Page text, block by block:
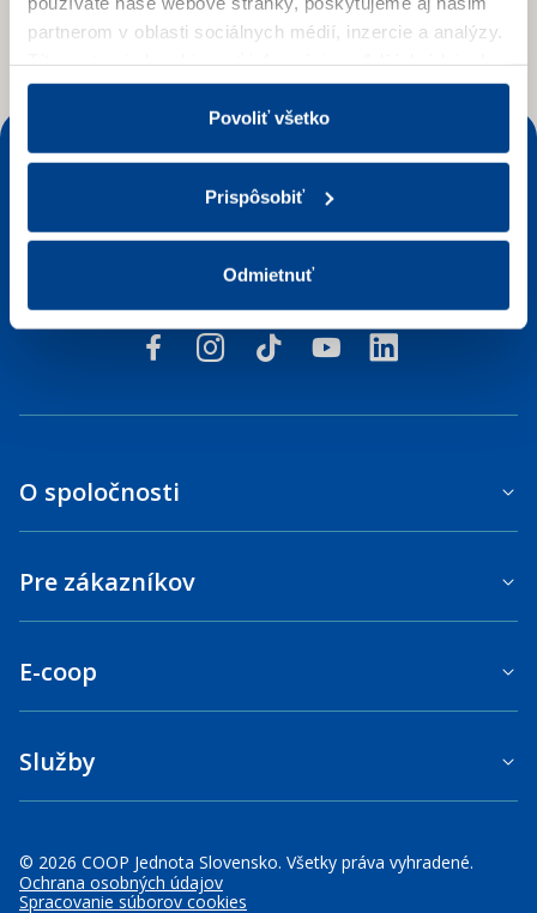
partnerom v oblasti sociálnych médií, inzercie a analýzy.
ktoré vám poskytli alebo ktoré vás získali, keď ste
Viac informácií nájdete v Zásadách
spracúvania súborov cookies.
Povoliť všetko
Prispôsobiť
Odmietnuť
Prihlásiť sa
Stiahnite si aplikáciu COOP Jednota Klub
Sledujte nás na sociálnych sieťach
facebookinstagram
tiktok youtubelinkedin
© 2026 COOP Jednota Slovensko. Všetky práva vyhradené.
Ochrana osobných údajov
Spracovanie súborov cookies
O spoločnosti
Pre zákazníkov
E-coop
Služby